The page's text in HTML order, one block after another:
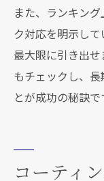
また、ランキン
ク対応を明示し
最大限に引き出
もチェックし、
とが成功の秘訣で
コーティ